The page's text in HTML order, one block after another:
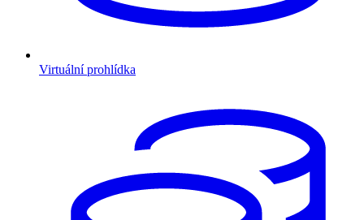
Virtuální prohlídka